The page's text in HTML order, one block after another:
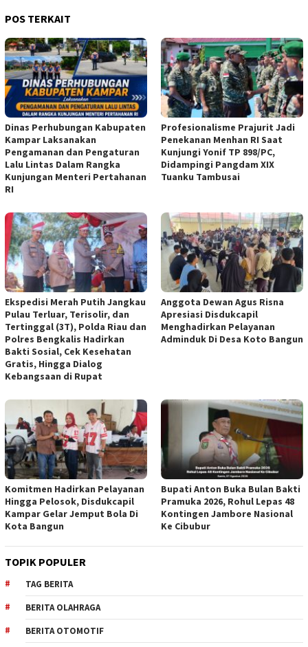
POS TERKAIT
Dinas Perhubungan Kabupaten
Kampar Laksanakan
Pengamanan dan Pengaturan
Lalu Lintas Dalam Rangka
Kunjungan Menteri Pertahanan
RI
Profesionalisme Prajurit Jadi
Penekanan Menhan RI Saat
Kunjungi Yonif TP 898/PC,
Didampingi Pangdam XIX
Tuanku Tambusai
Ekspedisi Merah Putih Jangkau
Pulau Terluar, Terisolir, dan
Tertinggal (3T), Polda Riau dan
Polres Bengkalis Hadirkan
Bakti Sosial, Cek Kesehatan
Gratis, Hingga Dialog
Kebangsaan di Rupat
Anggota Dewan Agus Risna
Apresiasi Disdukcapil
Menghadirkan Pelayanan
Adminduk Di Desa Koto Bangun
Komitmen Hadirkan Pelayanan
Hingga Pelosok, Disdukcapil
Kampar Gelar Jemput Bola Di
Kota Bangun
Bupati Anton Buka Bulan Bakti
Pramuka 2026, Rohul Lepas 48
Kontingen Jambore Nasional
Ke Cibubur
TOPIK POPULER
TAG BERITA
BERITA OLAHRAGA
BERITA OTOMOTIF